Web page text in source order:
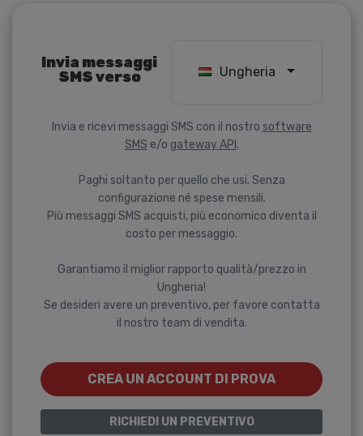
Invia messaggi
SMS verso
Ungheria
Invia e ricevi messaggi SMS con il nostro software
SMS e/o gateway API .
Paghi soltanto per quello che usi. Senza
configurazione né spese mensili.
Più messaggi SMS acquisti, più economico diventa il
costo per messaggio.
Garantiamo il miglior rapporto qualità/prezzo in
Ungheria!
Se desideri avere un preventivo, per favore contatta
il nostro team di vendita.
CREA UN ACCOUNT DI PROVA
RICHIEDI UN PREVENTIVO